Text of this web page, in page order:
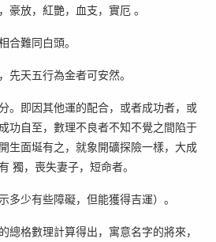
豪放，紅艷，血支，實厄 。
合難同白頭。
先天五行為金者可安然。
。即因其他運的配合，或者成功者，或
功自至，數理不良者不知不覺之間陷于
生面埏有之，就象開礦探險一樣，大成
獨，喪失妻子，短命者。
多少有些障礙，但能獲得吉運）。
總格數理計算得出，寓意名字的將來，